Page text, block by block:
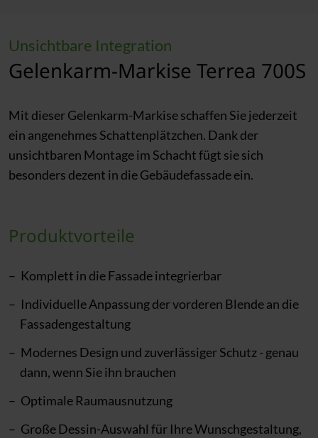
Unsichtbare Integration
Gelenkarm-Markise Terrea 700S
Mit dieser Gelenkarm-Markise schaffen Sie jederzeit
ein angenehmes Schattenplätzchen. Dank der
unsichtbaren Montage im Schacht fügt sie sich
besonders dezent in die Gebäudefassade ein.
Produktvorteile
Komplett in die Fassade integrierbar
Individuelle Anpassung der vorderen Blende an die
Fassadengestaltung
Modernes Design und zuverlässiger Schutz - genau
dann, wenn Sie ihn brauchen
Optimale Raumausnutzung
Große Dessin-Auswahl für Ihre Wunschgestaltung,